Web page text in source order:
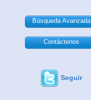
Búsqueda Avanzada
Contáctenos
Seguir